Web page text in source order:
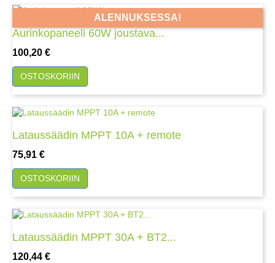
Aurinkopaneeli 60W joustava...
Hinta
100,20 €
ALENNUKSESSA!
OSTOSKORIIN
Lataussäädin MPPT 10A + remote
Hinta
75,91 €
OSTOSKORIIN
Lataussäädin MPPT 30A + BT2...
Hinta
120,44 €